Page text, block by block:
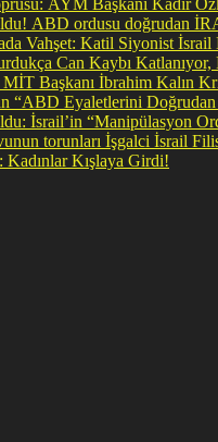
AYM Başkanı Kadir
Kıyamet Senaryosu Gerçek Oldu! ABD
Vahşet: Katil Siyonist
Can Kaybı
Başkanı İbrahim Kalın
“ABD Eyaletlerini Doğrudan
İsrail’in “Manipülasyon
Haddini
Kışlaya Girdi!